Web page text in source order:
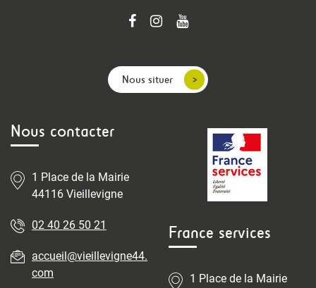
Nous situer
Nous contacter
1 Place de la Mairie
44116 Vieillevigne
02 40 26 50 21
accueil@vieillevigne44.
com
France services
1 Place de la Mairie